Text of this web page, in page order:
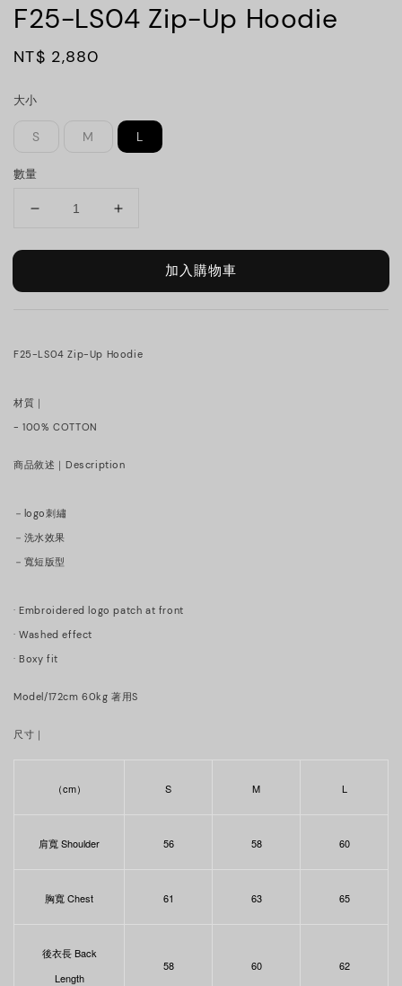
F25-LS04 Zip-Up Hoodie
Regular
NT$ 2,880
大小
S M L
數量
加入購物車
F25-LS04 Zip-Up Hoodie
材質｜
- 100% COTTON
商品敘述｜Description
－logo刺繡
－洗水效果
－寬短版型
· Embroidered logo patch at front
· Washed effect
· Boxy fit
Model/172cm 60kg 著用S
尺寸｜
（cm） S M L
肩寬Shoulder 56 58 60
胸寬Chest 61 63 65
後衣長Back
Length
58 60 62